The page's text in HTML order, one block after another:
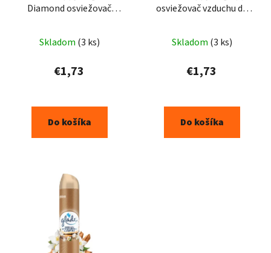
Diamond osviežovač
Skladom (3 ks)
€1,73
Do košíka
osviežovač vzduchu do
Skladom (3 ks)
€1,73
Do košíka